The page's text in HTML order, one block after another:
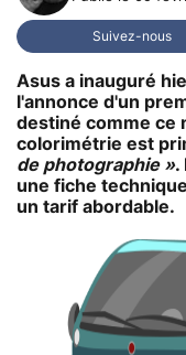
Suivez-nous
Asus a inauguré
l'annonce d'un
destiné comme ce
colorimétrie est
de photographie ».
une fiche
un tarif abordable.